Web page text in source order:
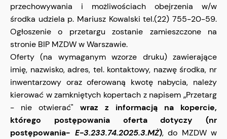
przechowywania i możliwościach obejrzenia w/w
środka udziela p. Mariusz Kowalski tel.(22) 755-20-59.
Ogłoszenie o przetargu zostanie zamieszczone na
stronie BIP MZDW w Warszawie.
Oferty (na wymaganym wzorze druku) zawierające
imię, nazwisko, adres, tel. kontaktowy, nazwę środka, nr
inwentarzowy oraz oferowaną kwotę nabycia, należy
kierować w zamkniętych kopertach z napisem „Przetarg
- nie otwierać" wraz z informacją na kopercie,
którego postępowania oferta dotyczy (nr
postępowania- E-3.233.74.2025.3.MŻ), do MZDW w